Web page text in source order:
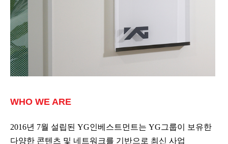
WHO WE ARE
2016년 7월 설립된 YG인베스트먼트는 YG그룹이 보유한
다양한 콘텐츠 및 네트워크를 기반으로 최신 사업